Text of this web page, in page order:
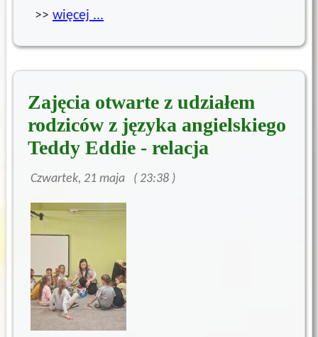
>> więcej ...
Zajęcia otwarte z udziałem
rodziców z języka angielskiego
Teddy Eddie - relacja
Czwartek, 21 maja ( 23:38 )